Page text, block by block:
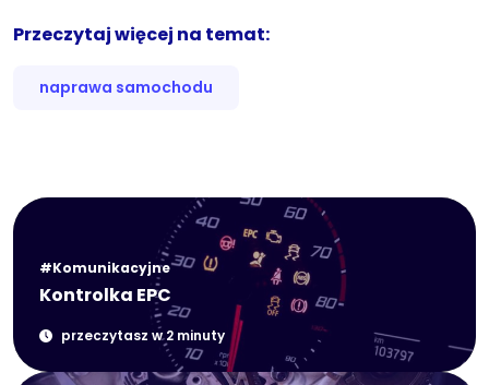
Przeczytaj więcej na temat:
naprawa samochodu
#Komunikacyjne
Kontrolka EPC
przeczytasz w 2 minuty